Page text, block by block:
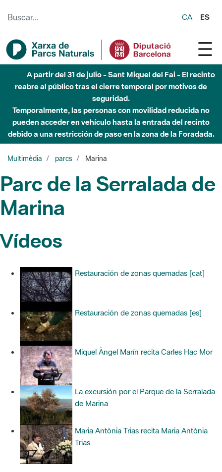
CA ES
A partir del 31 de julio - Sant Miquel del Fai - El recinto
reabre al público tras el cierre temporal por motivos de
seguridad.
Temporalmente, las personas con movilidad reducida no
pueden acceder en vehículo hasta la entrada del recinto
debido a una restricción de paso en la zona de la Foradada.
Multimèdia parcs Marina
Parc de la Serralada de
Marina
Vídeos
Restauración de zonas quemadas [cat]
Restauración de zonas quemadas [es]
Miquel Àngel Marín recita Carles Hac Mor
La excursión por el Parque de la Serralada
de Marina
Maria Antònia Trias recita Maria Antònia
Trias